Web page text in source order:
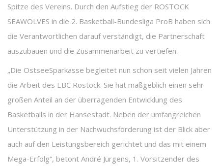
Spitze des Vereins. Durch den Aufstieg der ROSTOCK
SEAWOLVES in die 2. Basketball-Bundesliga ProB haben sich
die Verantwortlichen darauf verständigt, die Partnerschaft
auszubauen und die Zusammenarbeit zu vertiefen.
„Die OstseeSparkasse begleitet nun schon seit vielen Jahren
die Arbeit des EBC Rostock. Sie hat maßgeblich einen sehr
großen Anteil an der überragenden Entwicklung des
Basketballs in der Hansestadt. Neben der umfangreichen
Unterstützung in der Nachwuchsförderung ist der Blick aber
auch auf den Leistungsbereich gerichtet und das mit einem
Mega-Erfolg“, betont André Jürgens, 1. Vorsitzender des